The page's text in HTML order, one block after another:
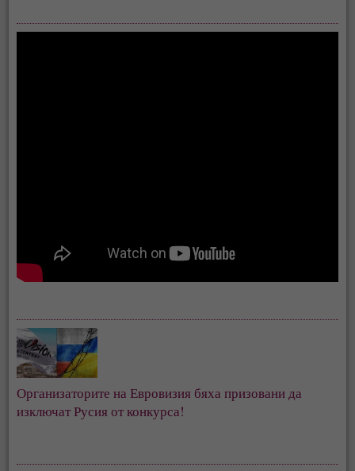
Организаторите на Евровизия бяха призовани да
изключат Русия от конкурса!